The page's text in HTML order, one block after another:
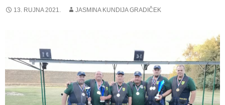
13. RUJNA 2021. JASMINA KUNDIJA GRADIČEK